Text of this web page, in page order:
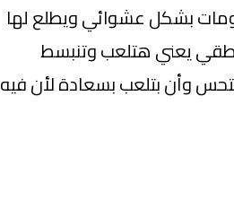
بشكل عشوائي ويطلع لها
يعني هتلعب وتنبسط
وأن بتلعب بسعادة لأن فيه